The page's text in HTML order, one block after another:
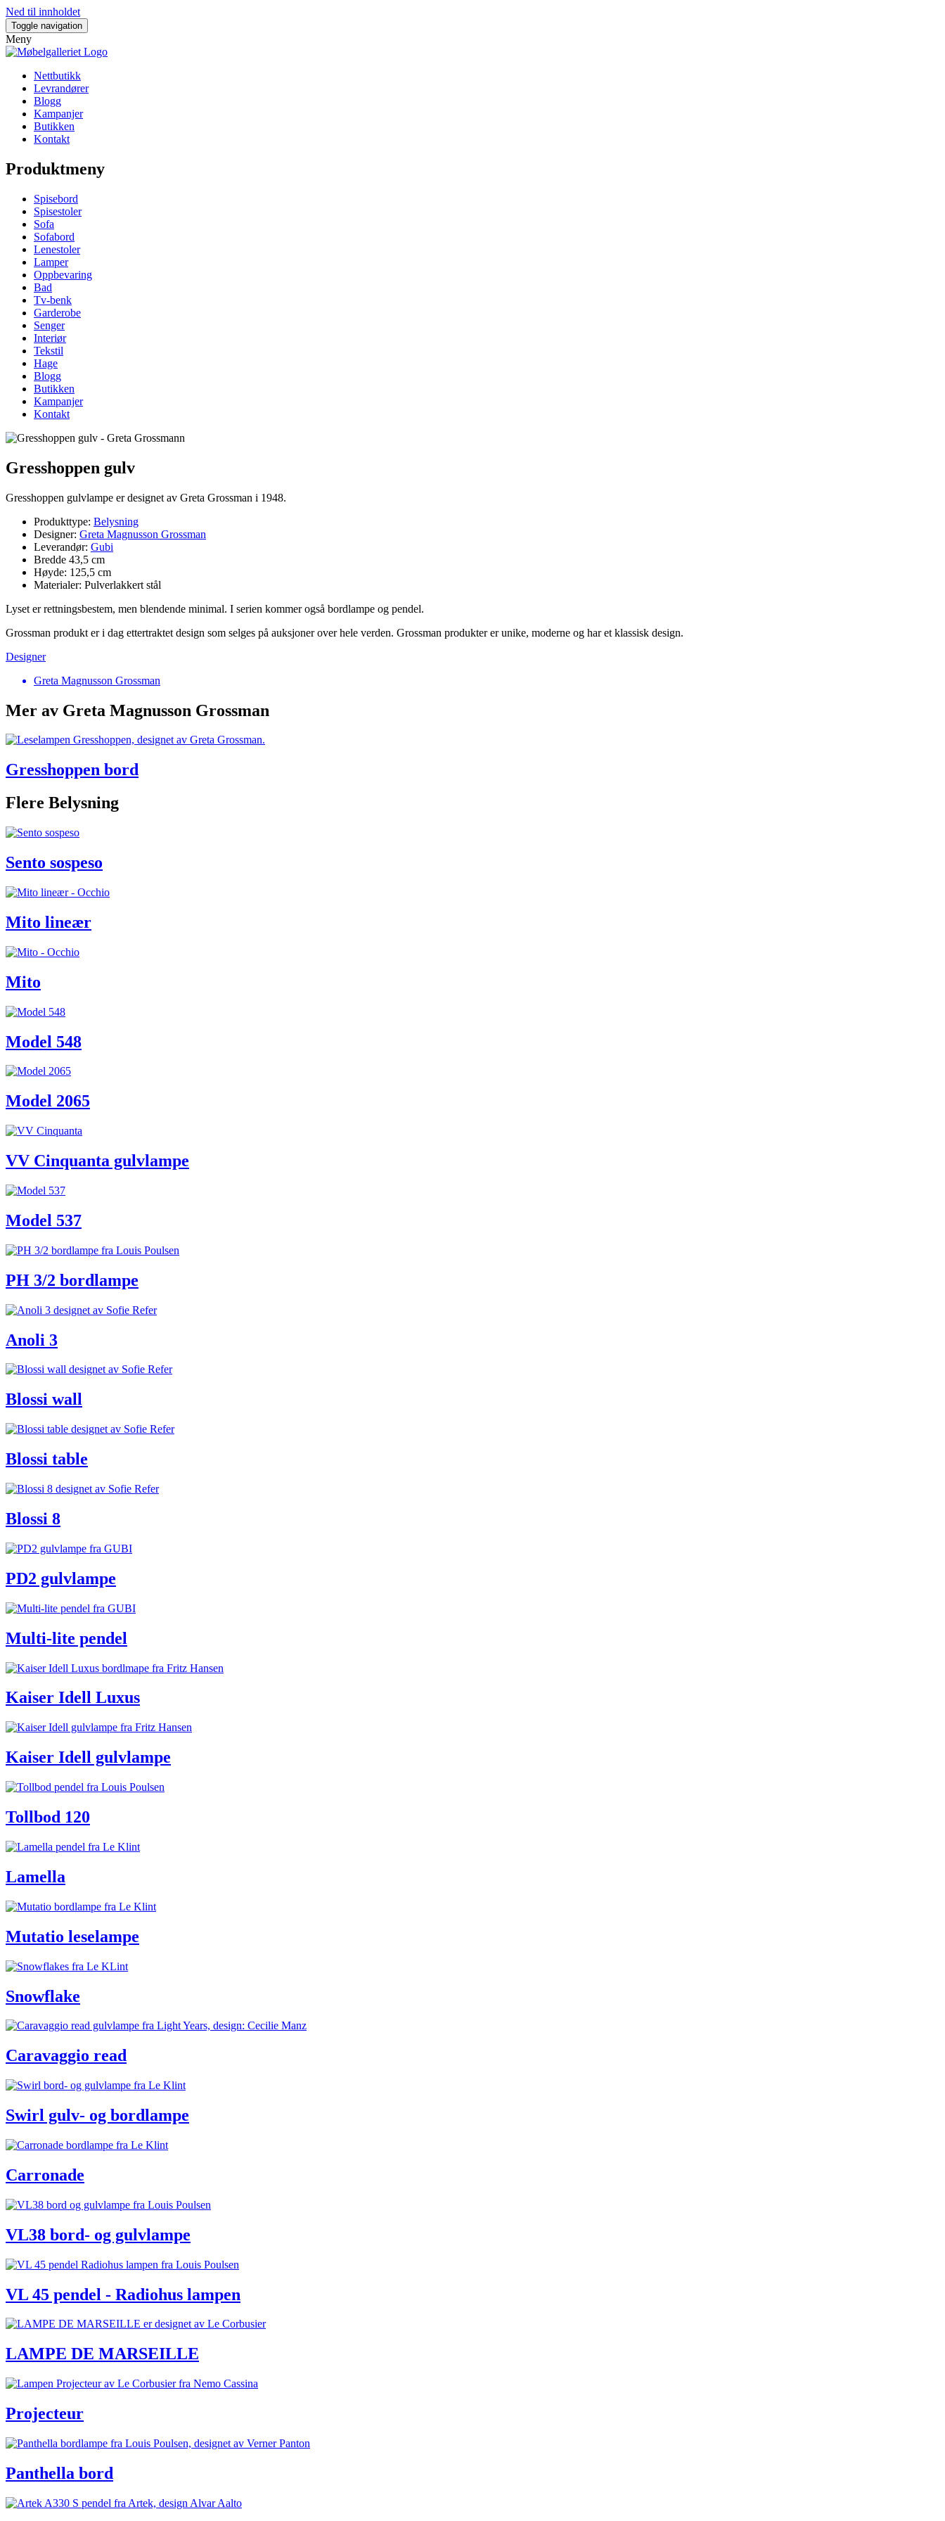
Ned til innholdet
Toggle navigation
Meny
Nettbutikk
Levrandører
Blogg
Kampanjer
Butikken
Kontakt
Produktmeny
Spisebord
Spisestoler
Sofa
Sofabord
Lenestoler
Lamper
Oppbevaring
Bad
Tv-benk
Garderobe
Senger
Interiør
Tekstil
Hage
Blogg
Butikken
Kampanjer
Kontakt
Gresshoppen gulv
Gresshoppen gulvlampe er designet av Greta Grossman i 1948.
Produkttype: Belysning
Designer: Greta Magnusson Grossman
Leverandør: Gubi
Bredde 43,5 cm
Høyde: 125,5 cm
Materialer: Pulverlakkert stål
Lyset er rettningsbestem, men blendende minimal. I serien kommer også bordlampe og pendel.
Grossman produkt er i dag ettertraktet design som selges på auksjoner over hele verden. Grossman produkter er unike, moderne og har et klassisk design.
Designer
Greta Magnusson Grossman
Mer av Greta Magnusson Grossman
Gresshoppen bord
Flere Belysning
Sento sospeso
Mito lineær
Mito
Model 548
Model 2065
VV Cinquanta gulvlampe
Model 537
PH 3/2 bordlampe
Anoli 3
Blossi wall
Blossi table
Blossi 8
PD2 gulvlampe
Multi-lite pendel
Kaiser Idell Luxus
Kaiser Idell gulvlampe
Tollbod 120
Lamella
Mutatio leselampe
Snowflake
Caravaggio read
Swirl gulv- og bordlampe
Carronade
VL38 bord- og gulvlampe
VL 45 pendel - Radiohus lampen
LAMPE DE MARSEILLE
Projecteur
Panthella bord